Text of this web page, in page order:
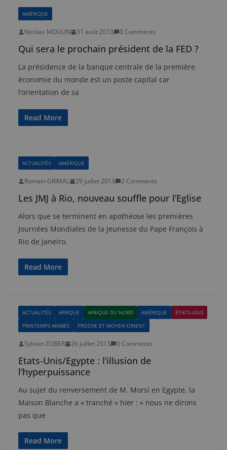
AMÉRIQUE
Nicolas MOULIN 31 août 2013 0 Comments
Qui sera le prochain président de la FED ?
La présidence de la banque centrale de la première
économie du monde est un poste capital car
l’orientation de sa
Read More
ACTUALITÉS AMÉRIQUE
Romain GRIMAL 29 juillet 2013 2 Comments
Les JMJ à Rio, nouveau souffle pour l’Eglise
Alors que se terminent en apothéose les premières
Journées Mondiales de la Jeunesse du Pape François à
Rio de Janeiro,
Read More
ACTUALITÉS AFRIQUE AFRIQUE DU NORD AMÉRIQUE
ÉTATS-UNIS
PRINTEMPS ARABES
PROCHE ET MOYEN-ORIENT
Sylvain ZUBER 26 juillet 2013 0 Comments
Etats-Unis/Egypte : l’illusion de
l’hyperpuissance
Au sujet du renversement de M. Morsi en Egypte, la
Maison Blanche a « tranché » hier : « nous ne dirons
pas que
Read More